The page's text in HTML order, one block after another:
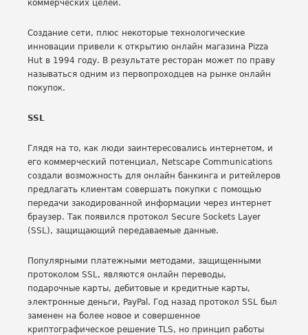
коммерческих целей.
Создание сети, плюс некоторые технологические
инновации привели к открытию онлайн магазина Pizza
Hut в 1994 году. В результате ресторан может по праву
называться одним из первопроходцев на рынке онлайн
покупок.
SSL
Глядя на то, как люди заинтересовались интернетом, и
его коммерческий потенциал, Netscape Communications
создали возможность для онлайн банкинга и ритейлеров
предлагать клиентам совершать покупки с помощью
передачи закодированной информации через интернет
браузер. Так появился протокол Secure Sockets Layer
(SSL), защищающий передаваемые данные.
Популярными платежными методами, защищенными
протоколом SSL, являются онлайн переводы,
подарочные карты, дебитовые и кредитные карты,
электронные деньги, PayPal. Год назад протокол SSL был
заменен на более новое и совершенное
криптографическое решение TLS, но принцип работы